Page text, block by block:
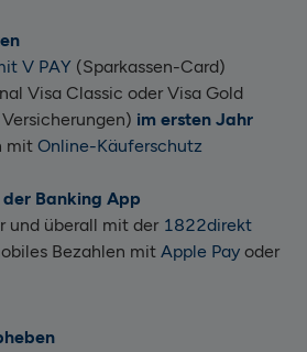
V PAY (Sparkassen-Card)
Visa Classic oder Visa Gold
im ersten Jahr
mit Online-Käuferschutz
Banking App
und überall mit der 1822direkt
Bezahlen mit Apple Pay oder